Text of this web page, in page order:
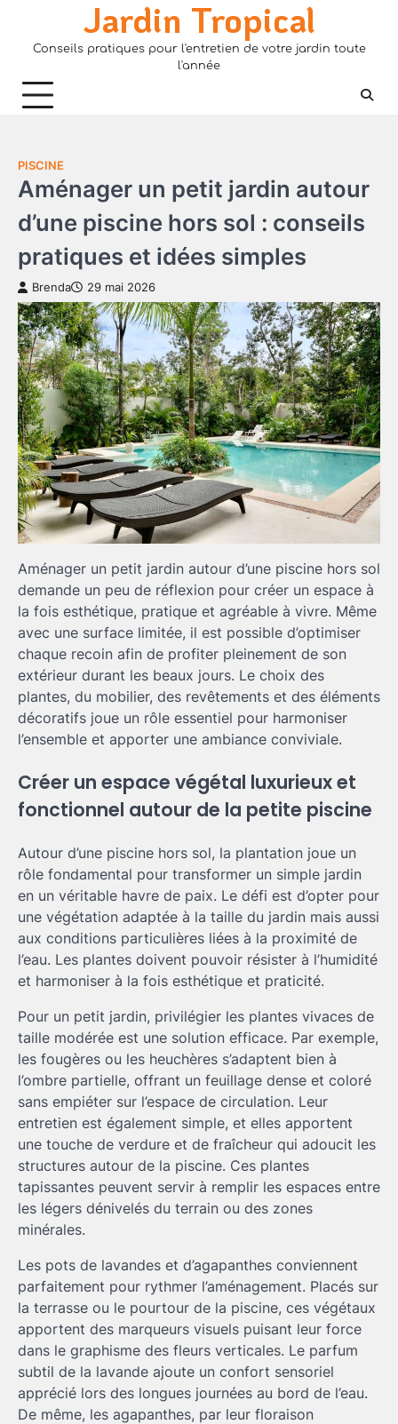
content
Jardin Tropical
Conseils pratiques pour l'entretien de votre jardin toute
l'année
PISCINE
Aménager un petit jardin autour
d’une piscine hors sol : conseils
pratiques et idées simples
Brenda 29 mai 2026
Aménager un petit jardin autour d’une piscine hors sol
demande un peu de réflexion pour créer un espace à
la fois esthétique, pratique et agréable à vivre. Même
avec une surface limitée, il est possible d’optimiser
chaque recoin afin de profiter pleinement de son
extérieur durant les beaux jours. Le choix des
plantes, du mobilier, des revêtements et des éléments
décoratifs joue un rôle essentiel pour harmoniser
l’ensemble et apporter une ambiance conviviale.
Créer un espace végétal luxurieux et
fonctionnel autour de la petite piscine
Autour d’une piscine hors sol, la plantation joue un
rôle fondamental pour transformer un simple jardin
en un véritable havre de paix. Le défi est d’opter pour
une végétation adaptée à la taille du jardin mais aussi
aux conditions particulières liées à la proximité de
l’eau. Les plantes doivent pouvoir résister à l’humidité
et harmoniser à la fois esthétique et praticité.
Pour un petit jardin, privilégier les plantes vivaces de
taille modérée est une solution efficace. Par exemple,
les fougères ou les heuchères s’adaptent bien à
l’ombre partielle, offrant un feuillage dense et coloré
sans empiéter sur l’espace de circulation. Leur
entretien est également simple, et elles apportent
une touche de verdure et de fraîcheur qui adoucit les
structures autour de la piscine. Ces plantes
tapissantes peuvent servir à remplir les espaces entre
les légers dénivelés du terrain ou des zones
minérales.
Les pots de lavandes et d’agapanthes conviennent
parfaitement pour rythmer l’aménagement. Placés sur
la terrasse ou le pourtour de la piscine, ces végétaux
apportent des marqueurs visuels puisant leur force
dans le graphisme des fleurs verticales. Le parfum
subtil de la lavande ajoute un confort sensoriel
apprécié lors des longues journées au bord de l’eau.
De même, les agapanthes, par leur floraison